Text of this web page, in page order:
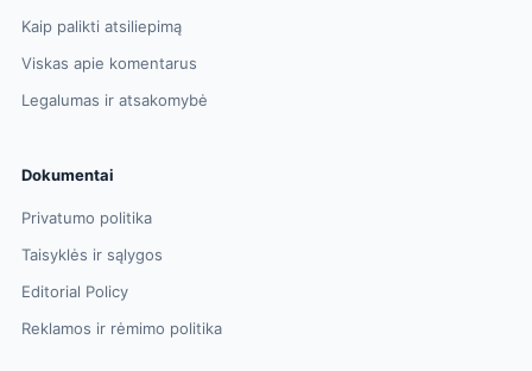
Kaip palikti atsiliepimą
Viskas apie komentarus
Legalumas ir atsakomybė
Dokumentai
Privatumo politika
Taisyklės ir sąlygos
Editorial Policy
Reklamos ir rėmimo politika